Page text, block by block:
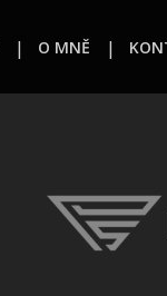
O MNĚ